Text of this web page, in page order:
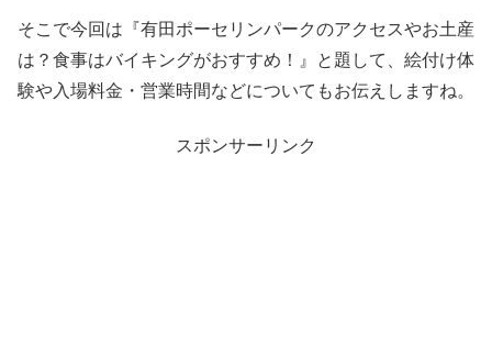
そこで今回は『有田ポーセリンパークのアクセスやお土産
は？食事はバイキングがおすすめ！』と題して、絵付け体
験や入場料金・営業時間などについてもお伝えしますね。
スポンサーリンク